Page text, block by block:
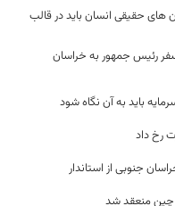
های حقیقی انسان باید در قالب
اعتبار سفر رئیس جمهور به خراسان
باید به آن نگاه شود
رخ داد
جنوبی از استاندار
چین منعقد شد